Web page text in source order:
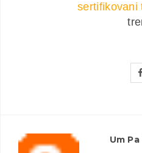
sertifikovani
Um